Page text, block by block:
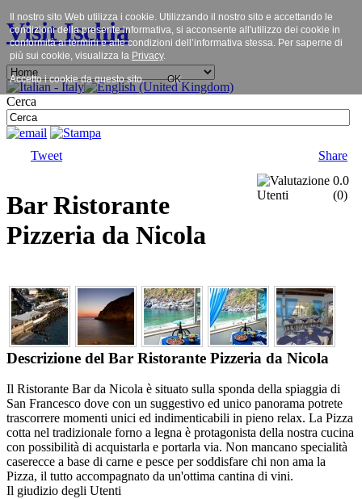
Visit Ischia
Cerca
Tweet Share
Bar Ristorante
Pizzeria da Nicola
0.0
(0)
Descrizione del Bar Ristorante Pizzeria da Nicola
Il Ristorante Bar da Nicola è situato sulla sponda della spiaggia di
San Francesco dove con un suggestivo ed unico panorama potrete
trascorrere momenti unici ed indimenticabili in pieno relax. La Pizza
cotta nel tradizionale forno a legna è protagonista della nostra cucina
con possibilità di acquistarla e portarla via. Non mancano specialità
caserecce a base di carne e pesce per soddisfare chi non ama la
Pizza, il tutto accompagnato da un'ottima cantina di vini.
Il giudizio degli Utenti
Il nostro sito Web utilizza i cookie. Utilizzando il nostro sito e accettando le
condizioni della presente informativa, si acconsente all'utilizzo dei cookie in
conformità ai termini e alle condizioni dell’informativa stessa. Per saperne di
più sui cookie, visualizza la Privacy.
Accetto i cookie da questo sito. OK